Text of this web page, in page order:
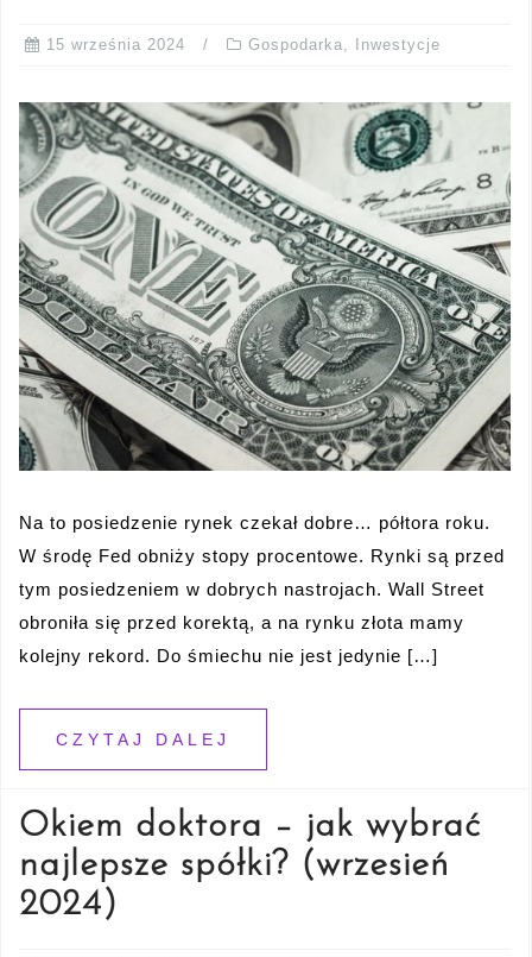
15 września 2024 Gospodarka Inwestycje
Na to posiedzenie rynek czekał dobre… półtora roku.
W środę Fed obniży stopy procentowe. Rynki są przed
tym posiedzeniem w dobrych nastrojach. Wall Street
obroniła się przed korektą, a na rynku złota mamy
kolejny rekord. Do śmiechu nie jest jedynie […]
CZYTAJ DALEJ
Okiem doktora – jak wybrać
najlepsze spółki? (wrzesień
2024)